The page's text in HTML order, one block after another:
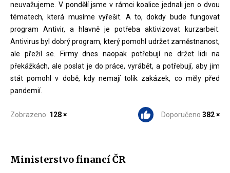
neuvažujeme. V pondělí jsme v rámci koalice jednali jen o dvou
tématech, která musíme vyřešit. A to, dokdy bude fungovat
program Antivir, a hlavně je potřeba aktivizovat kurzarbeit.
Antivirus byl dobrý program, který pomohl udržet zaměstnanost,
ale přežil se. Firmy dnes naopak potřebují ne držet lidi na
překážkách, ale poslat je do práce, vyrábět, a potřebují, aby jim
stát pomohl v době, kdy nemají tolik zakázek, co měly před
pandemií.
Zobrazeno 128 × Doporučeno 382 ×
Ministerstvo financí ČR